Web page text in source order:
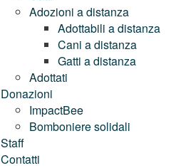
Adozioni a distanza
Adottabili a distanza
Cani a distanza
Gatti a distanza
Adottati
Donazioni
ImpactBee
Bomboniere solidali
Staff
Contatti